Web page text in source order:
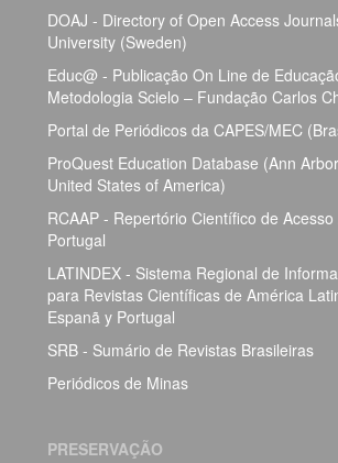
DOAJ - Directory of Open Access
University (Sweden)
Educ@ - Publicação On Line de
Metodologia Scielo – Fundação Carlos
Portal de Periódicos da CAPES/MEC
ProQuest Education Database (Ann
United States of America)
RCAAP - Repertório Científico de
Portugal
LATINDEX - Sistema Regional de
para Revistas Científicas de América
Espanã y Portugal
SRB - Sumário de Revistas Brasileiras
Periódicos de Minas
PRESERVAÇÃO